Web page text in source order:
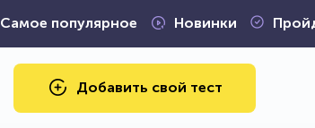
Самое популярное Новинки
Добавить свой тест